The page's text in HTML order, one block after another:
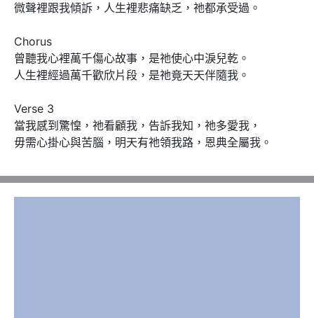
微聲裡跟我傾訴，人生裡悲痛缺乏，祂都承受過。
Chorus
曾聽我心裡萬千傷心故事，是祂使心中淚兒乾。
人生裡經過萬千歡欣片段，是祂竟天天伴隨我。
Verse 3
當我感到驚惶，祂看顧我，告訴我知，祂多愛我，
毋需心掛心與苦腦，明天有祂領我路，恩典全屬我。